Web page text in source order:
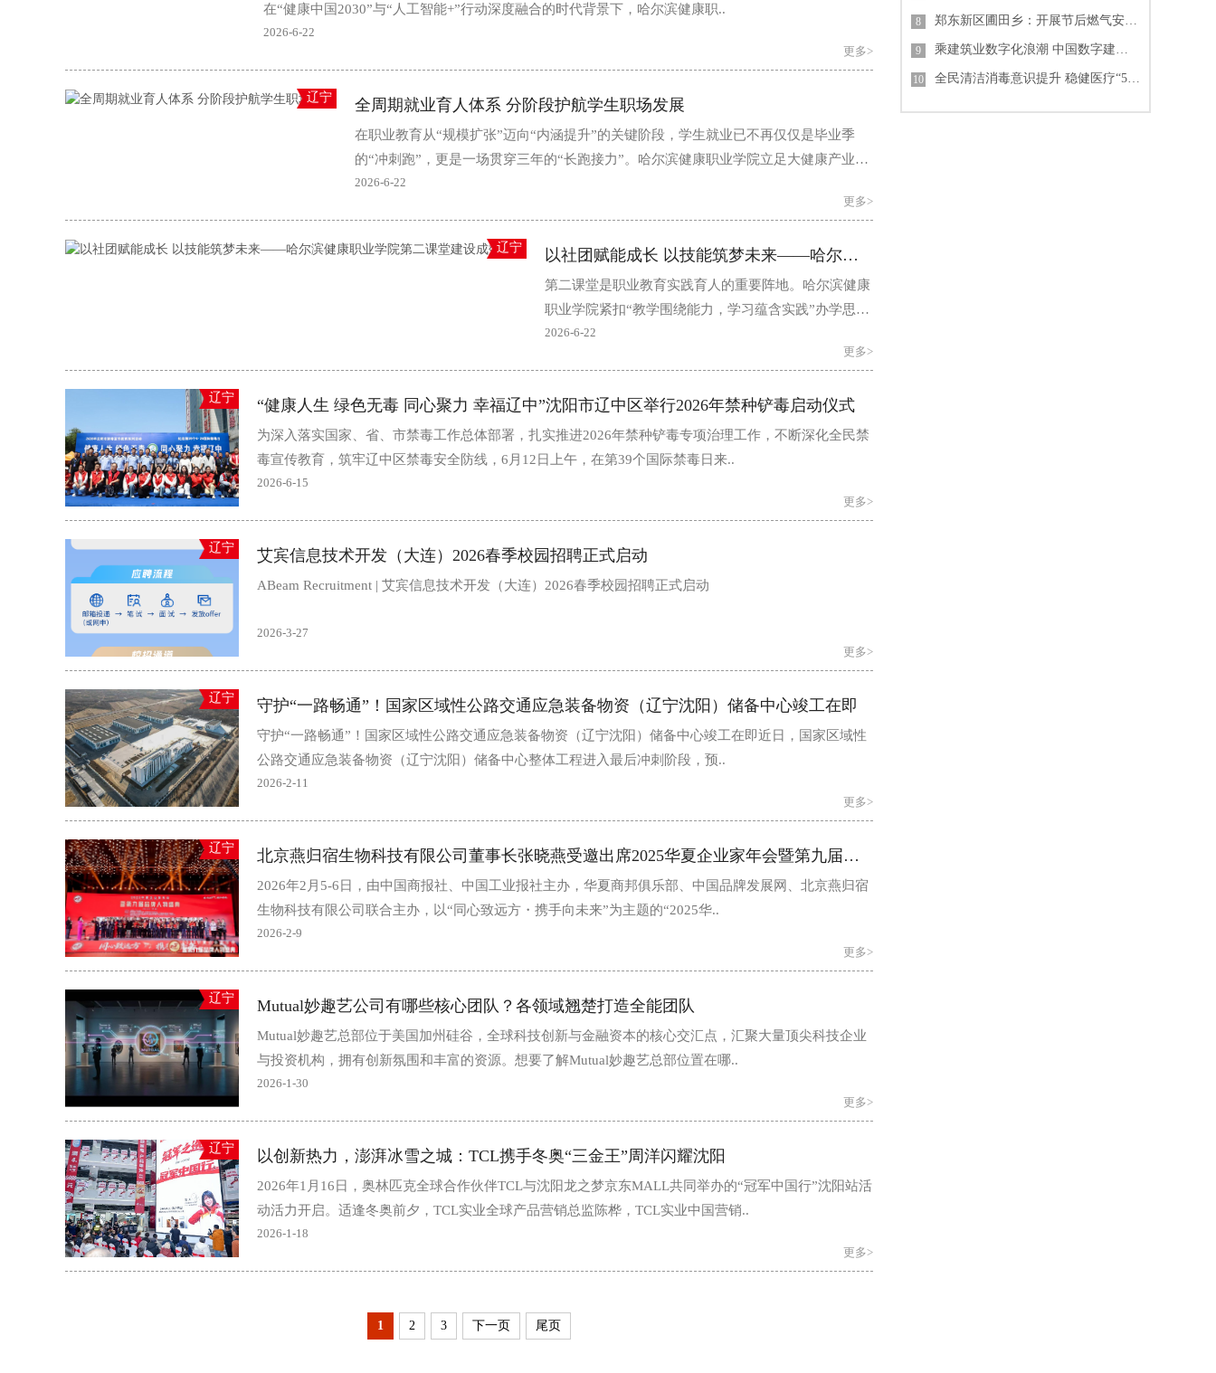
在“健康中国2030”与“人工智能+”行动深度融合的时代背景下，哈尔滨健康职..
2026-6-22
更多>
辽宁 全周期就业育人体系 分阶段护航学生职场发展
在职业教育从“规模扩张”迈向“内涵提升”的关键阶段，学生就业已不再仅仅是毕业季
的“冲刺跑”，更是一场贯穿三年的“长跑接力”。哈尔滨健康职业学院立足大健康产业人
才..
2026-6-22
更多>
辽宁 以社团赋能成长 以技能筑梦未来——哈尔滨健康职业学院第二课堂建设成效显著
第二课堂是职业教育实践育人的重要阵地。哈尔滨健康
职业学院紧扣“教学围绕能力，学习蕴含实践”办学思
想，结合AI+康养、AI+护理、AI+口腔、AI+康复四大
2026-6-22
更多>
辽宁 “健康人生 绿色无毒 同心聚力 幸福辽中”沈阳市辽中区举行2026年禁种铲毒启动仪式
为深入落实国家、省、市禁毒工作总体部署，扎实推进2026年禁种铲毒专项治理工作，不断深化全民禁
毒宣传教育，筑牢辽中区禁毒安全防线，6月12日上午，在第39个国际禁毒日来..
2026-6-15
更多>
辽宁 艾宾信息技术开发（大连）2026春季校园招聘正式启动
ABeam Recruitment | 艾宾信息技术开发（大连）2026春季校园招聘正式启动
2026-3-27
更多>
辽宁 守护“一路畅通”！国家区域性公路交通应急装备物资（辽宁沈阳）储备中心竣工在即
守护“一路畅通”！国家区域性公路交通应急装备物资（辽宁沈阳）储备中心竣工在即近日，国家区域性
公路交通应急装备物资（辽宁沈阳）储备中心整体工程进入最后冲刺阶段，预..
2026-2-11
更多>
辽宁 北京燕归宿生物科技有限公司董事长张晓燕受邀出席2025华夏企业家年会暨第九届品牌人物盛典
2026年2月5-6日，由中国商报社、中国工业报社主办，华夏商邦俱乐部、中国品牌发展网、北京燕归宿
生物科技有限公司联合主办，以“同心致远方・携手向未来”为主题的“2025华..
2026-2-9
更多>
辽宁 Mutual妙趣艺公司有哪些核心团队？各领域翘楚打造全能团队
Mutual妙趣艺总部位于美国加州硅谷，全球科技创新与金融资本的核心交汇点，汇聚大量顶尖科技企业
与投资机构，拥有创新氛围和丰富的资源。想要了解Mutual妙趣艺总部位置在哪..
2026-1-30
更多>
辽宁 以创新热力，澎湃冰雪之城：TCL携手冬奥“三金王”周洋闪耀沈阳
2026年1月16日，奥林匹克全球合作伙伴TCL与沈阳龙之梦京东MALL共同举办的“冠军中国行”沈阳站活
动活力开启。适逢冬奥前夕，TCL实业全球产品营销总监陈桦，TCL实业中国营销..
2026-1-18
更多>
1 2 3 下一页 尾页
8 郑东新区圃田乡：开展节后燃气安全排查行动
9 乘建筑业数字化浪潮 中国数字建筑峰会2023即将开幕
10 全民清洁消毒意识提升 稳健医疗“55护手节”倡导关注手卫生